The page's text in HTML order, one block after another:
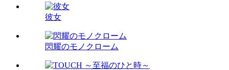
彼女
閃耀のモノクローム